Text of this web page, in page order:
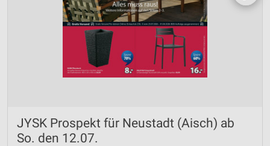
JYSK Prospekt für Neustadt (Aisch) ab
So. den 12.07.